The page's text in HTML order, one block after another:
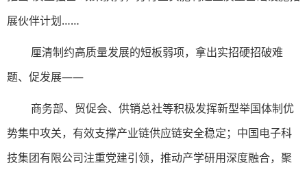
展伙伴计划……
厘清制约高质量发展的短板弱项，拿出实招硬招破难
题、促发展——
商务部、贸促会、供销总社等积极发挥新型举国体制优
势集中攻关，有效支撑产业链供应链安全稳定；中国电子科
技集团有限公司注重党建引领，推动产学研用深度融合，聚